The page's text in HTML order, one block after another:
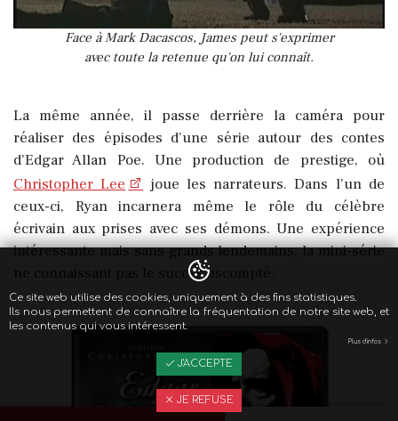
Face à Mark Dacascos, James peut s'exprimer
avec toute la retenue qu'on lui connaît.
La même année, il passe derrière la caméra pour
réaliser des épisodes d’une série autour des contes
d’Edgar Allan Poe. Une production de prestige, où
Christopher Lee
joue les narrateurs. Dans l’un de
ceux-ci, Ryan incarnera même le rôle du célèbre
écrivain aux prises avec ses démons. Une expérience
intéressante mais sans grands lendemains, la mini-série
ne connaissant pas le succès escompté.
Ce site web utilise des cookies, uniquement à des fins statistiques.
Ils nous permettent de connaître la fréquentation de notre site web, et
les contenus qui vous intéressent.
Plus d'infos
J'ACCEPTE
JE REFUSE